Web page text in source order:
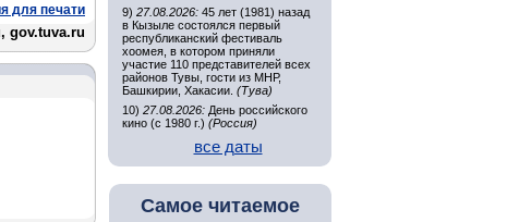
для печати
gov.tuva.ru
9) 27.08.2026: 45 лет (1981) назад
в Кызыле состоялся первый
республиканский фестиваль
хоомея, в котором приняли
участие 110 представителей всех
районов Тувы, гости из МНР,
Башкирии, Хакасии. (Тува)
10) 27.08.2026: День российского
кино (с 1980 г.) (Россия)
все даты
Самое читаемое